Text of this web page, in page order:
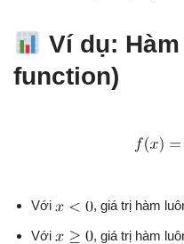
Ví dụ:
function)
Với
, giá trị hàm
Với
, giá trị hàm